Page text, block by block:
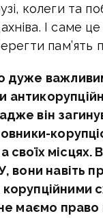
колеги та
І саме це
пам’ять
дуже
він
своїх місцях.
вони навіть
маємо